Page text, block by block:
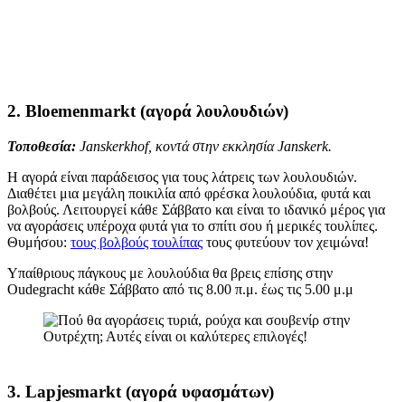
2. Bloemenmarkt (αγορά λουλουδιών)
Τοποθεσία: Janskerkhof, κοντά στην εκκλησία Janskerk.
Η αγορά είναι παράδεισος για τους λάτρεις των λουλουδιών.
Διαθέτει μια μεγάλη ποικιλία από φρέσκα λουλούδια, φυτά και
βολβούς. Λειτουργεί κάθε Σάββατο και είναι το ιδανικό μέρος για
να αγοράσεις υπέροχα φυτά για το σπίτι σου ή μερικές τουλίπες.
Θυμήσου: τους βολβούς τουλίπας τους φυτεύουν τον χειμώνα!
Υπαίθριους πάγκους με λουλούδια θα βρεις επίσης στην
Oudegracht κάθε Σάββατο από τις 8.00 π.μ. έως τις 5.00 μ.μ
3. Lapjesmarkt (αγορά υφασμάτων)